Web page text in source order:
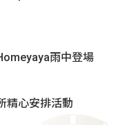
雨中登場
精心安排活動